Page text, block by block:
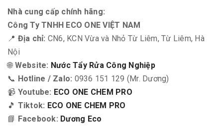
Nhà cung cấp chính hãng:
Công Ty TNHH ECO ONE VIỆT NAM
📍 Địa chỉ: CN6, KCN Vừa và Nhỏ Từ Liêm, Từ Liêm, Hà
Nội
🌐 Website: Nước Tẩy Rửa Công Nghiệp
📞 Hotline / Zalo: 0936 151 129 (Mr. Dương)
📹 Youtube: ECO ONE CHEM PRO
🎵 Tiktok: ECO ONE CHEM PRO
📘 Facebook: Dương Eco